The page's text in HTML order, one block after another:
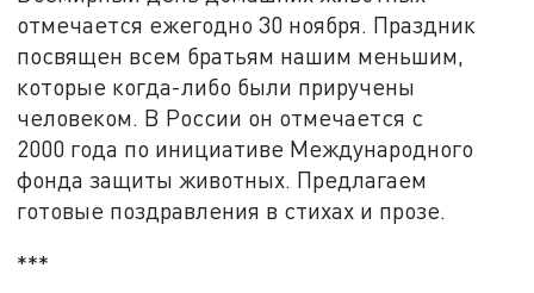
отмечается ежегодно 30 ноября. Праздник
посвящен всем братьям нашим меньшим,
которые когда-либо были приручены
человеком. В России он отмечается с
2000 года по инициативе Международного
фонда защиты животных. Предлагаем
готовые поздравления в стихах и прозе.
***